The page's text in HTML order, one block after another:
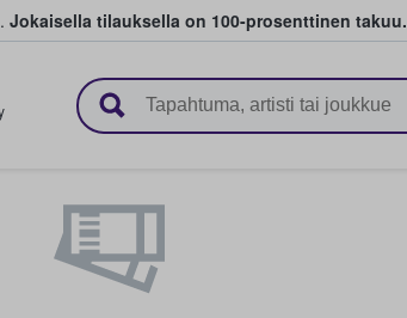
Jokaisella tilauksella on 100-prosenttinen takuu.